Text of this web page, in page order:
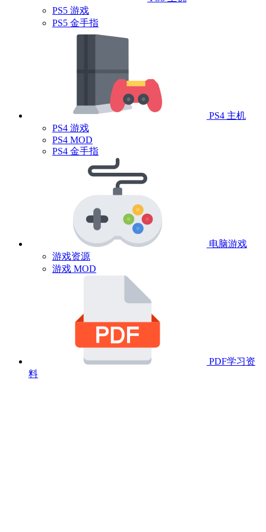
PS5 游戏
PS5 金手指
PS4 主机
PS4 游戏
PS4 MOD
PS4 金手指
电脑游戏
游戏资源
游戏 MOD
PDF学习资
料